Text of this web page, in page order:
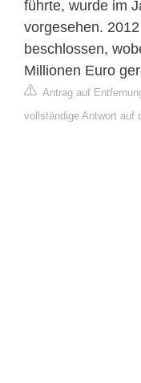
führte, wurde im
vorgesehen.
beschlossen,
Millionen Euro
Antrag auf
vollständige Antwort auf